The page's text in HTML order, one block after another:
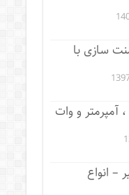
سازی با
آمپرمتر و وات
– انواع